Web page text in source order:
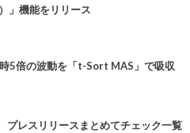
」機能をリリース
5倍の波動を「t-Sort MAS」で吸収
プレスリリースまとめてチェック一覧